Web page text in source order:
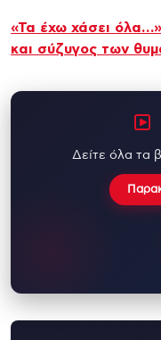
«Τα έχω χάσει
και σύζυγος των
Δείτε όλα τα